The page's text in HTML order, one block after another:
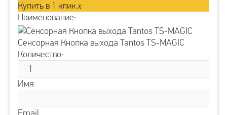
Купить в 1 клик x
Наименование:
Сенсорная Кнопка выхода Tantos TS-MAGIC
Количество:
Имя